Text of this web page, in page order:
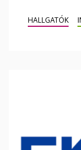
HALLGATÓK